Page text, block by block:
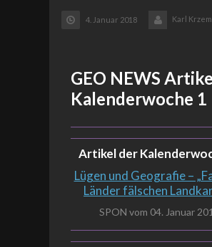
4. Januar 2018
Karl
GEO NEWS
Kalenderwoche 1
Artikel der
Lügen und Geografie –
Länder fälschen
SPON vom 04. Januar